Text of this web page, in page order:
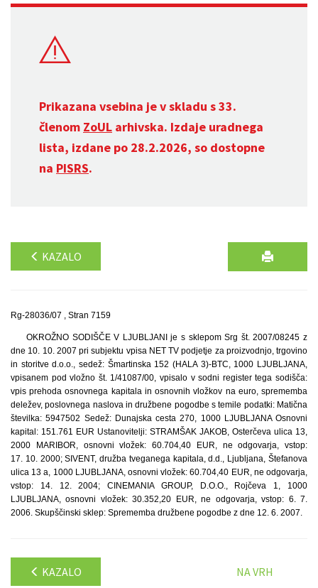
Prikazana vsebina je v skladu s 33.
členom ZoUL arhivska. Izdaje uradnega
lista, izdane po 28.2.2026, so dostopne
na PISRS.
KAZALO
Rg-28036/07 , Stran 7159
OKROŽNO SODIŠČE V LJUBLJANI je s sklepom Srg št. 2007/08245 z
dne 10. 10. 2007 pri subjektu vpisa NET TV podjetje za proizvodnjo, trgovino
in storitve d.o.o., sedež: Šmartinska 152 (HALA 3)-BTC, 1000 LJUBLJANA,
vpisanem pod vložno št. 1/41087/00, vpisalo v sodni register tega sodišča:
vpis prehoda osnovnega kapitala in osnovnih vložkov na euro, sprememba
deležev, poslovnega naslova in družbene pogodbe s temile podatki: Matična
številka: 5947502 Sedež: Dunajska cesta 270, 1000 LJUBLJANA Osnovni
kapital: 151.761 EUR Ustanovitelji: STRAMŠAK JAKOB, Osterčeva ulica 13,
2000 MARIBOR, osnovni vložek: 60.704,40 EUR, ne odgovarja, vstop:
17. 10. 2000; SIVENT, družba tveganega kapitala, d.d., Ljubljana, Štefanova
ulica 13 a, 1000 LJUBLJANA, osnovni vložek: 60.704,40 EUR, ne odgovarja,
vstop: 14. 12. 2004; CINEMANIA GROUP, D.O.O., Rojčeva 1, 1000
LJUBLJANA, osnovni vložek: 30.352,20 EUR, ne odgovarja, vstop: 6. 7.
2006. Skupščinski sklep: Sprememba družbene pogodbe z dne 12. 6. 2007.
KAZALO NA VRH